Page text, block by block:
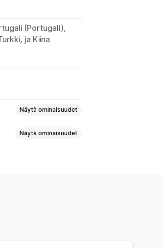
(Portugali),
ja Kiina
Näytä ominaisuudet
Näytä ominaisuudet